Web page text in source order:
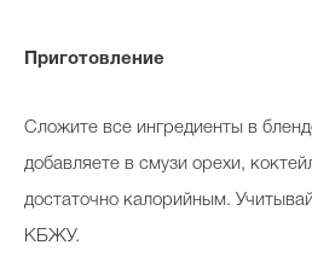
Приготовление
Сложите все ингредиенты в
добавляете в смузи орехи,
достаточно калорийным.
КБЖУ.